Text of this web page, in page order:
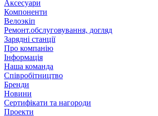
Аксесуари
Компоненти
Велоэкіп
Ремонт.обслуговування, догляд
Зарядні станції
Про компанію
Інформація
Наша команда
Співробітництво
Бренди
Новини
Сертифікати та нагороди
Проекти